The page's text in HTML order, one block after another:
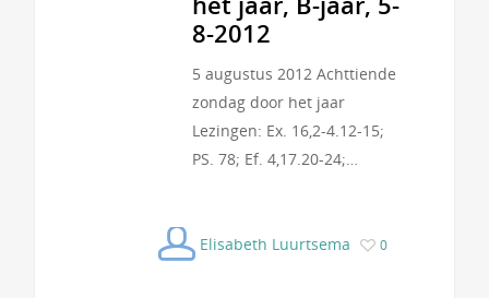
8-2012
5 augustus 2012 Achttiende
zondag door het jaar
Lezingen: Ex. 16,2-4.12-15;
PS. 78; Ef. 4,17.20-24;…
Elisabeth Luurtsema 0